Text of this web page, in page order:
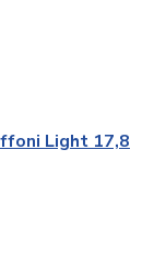
Light 17,8